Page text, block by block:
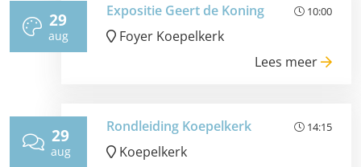
29
aug
Expositie Geert de Koning 10:00
Foyer Koepelkerk
Lees meer
29
aug
Rondleiding Koepelkerk 14:15
Koepelkerk